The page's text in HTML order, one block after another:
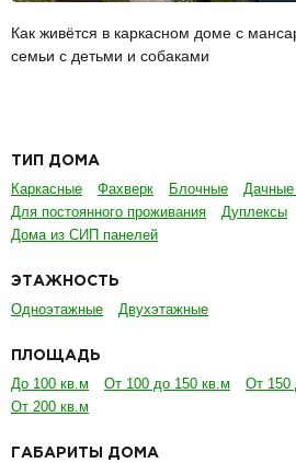
Как живётся в каркасном доме с
семьи с детьми и собаками
ТИП ДОМА
Каркасные Фахверк Блочные
Дачные
Для постоянного проживания
Дуплексы
Дома из СИП панелей
ЭТАЖНОСТЬ
Одноэтажные Двухэтажные
ПЛОЩАДЬ
До 100 кв.м От 100 до 150 кв.м
От 150
От 200 кв.м
ГАБАРИТЫ ДОМА